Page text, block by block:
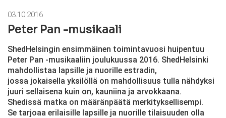
03.10.2016
Peter Pan -musikaali
ShedHelsingin ensimmäinen toimintavuosi huipentuu
Peter Pan -musikaaliin joulukuussa 2016. ShedHelsinki
mahdollistaa lapsille ja nuorille estradin,
jossa jokaisella yksilöllä on mahdollisuus tulla nähdyksi
juuri sellaisena kuin on, kauniina ja arvokkaana.
Shedissä matka on määränpäätä merkityksellisempi.
Se tarjoaa erilaisille lapsille ja nuorille tilaisuuden olla